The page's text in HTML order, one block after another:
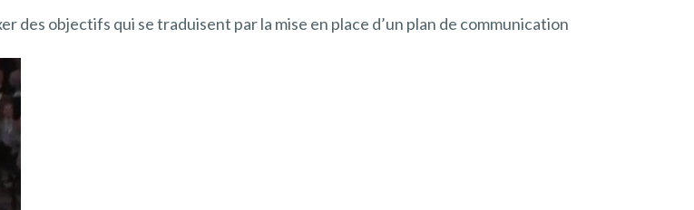
des objectifs qui se traduisent par la mise en place d’un plan de communication